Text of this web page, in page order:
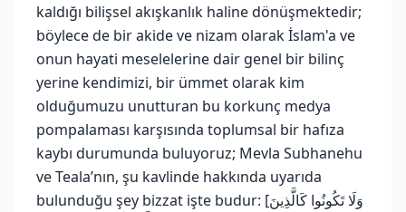
kaldığı bilişsel akışkanlık haline dönüşmektedir;
böylece de bir akide ve nizam olarak İslam'a ve
onun hayati meselelerine dair genel bir bilinç
yerine kendimizi, bir ümmet olarak kim
olduğumuzu unutturan bu korkunç medya
pompalaması karşısında toplumsal bir hafıza
kaybı durumunda buluyoruz; Mevla Subhanehu
ve Teala’nın, şu kavlinde hakkında uyarıda
bulunduğu şey bizzat işte budur: [وَلَا تَكُونُوا كَالَّذِينَ